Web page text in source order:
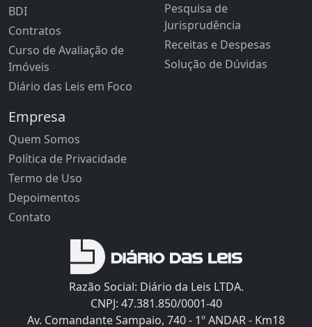
BDI
Contratos
Curso de Avaliação de
Imóveis
Diário das Leis em Foco
Pesquisa de
Jurisprudência
Receitas e Despesas
Solução de Dúvidas
Empresa
Quem Somos
Política de Privacidade
Termo de Uso
Depoimentos
Contato
Razão Social: Diário da Leis LTDA.
CNPJ: 47.381.850/0001-40
Av. Comandante Sampaio, 740 - 1º ANDAR - Km18